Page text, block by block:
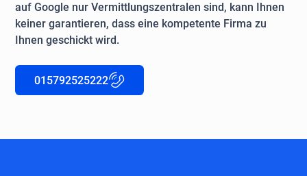
auf Google nur Vermittlungszentralen sind, kann Ihnen
keiner garantieren, dass eine kompetente Firma zu
Ihnen geschickt wird.
015792525222